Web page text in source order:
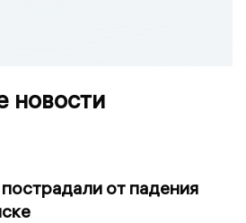
новости
от падения